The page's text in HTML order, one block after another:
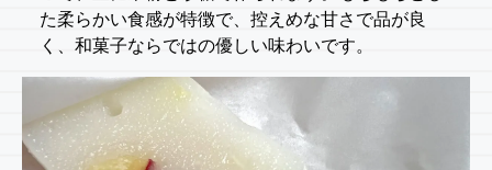
た柔らかい食感が特徴で、控えめな甘さで品が良
く、和菓子ならではの優しい味わいです。